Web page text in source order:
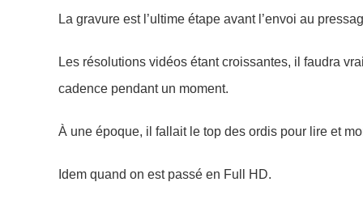
La gravure est l’ultime étape avant l’envoi au
Les résolutions vidéos étant croissantes, il faudra
cadence pendant un moment.
À une époque, il fallait le top des ordis pour lire et
Idem quand on est passé en Full HD.